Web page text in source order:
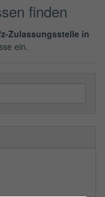
finden
Zulassungsstelle in
ein.